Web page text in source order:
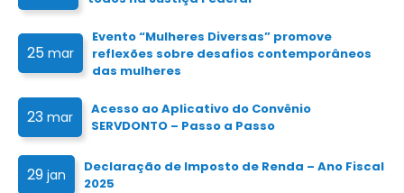
25 mar
Evento “Mulheres Diversas” promove
reflexões sobre desafios contemporâneos
das mulheres
23 mar
Acesso ao Aplicativo do Convênio
SERVDONTO – Passo a Passo
29 jan
Declaração de Imposto de Renda – Ano Fiscal
2025